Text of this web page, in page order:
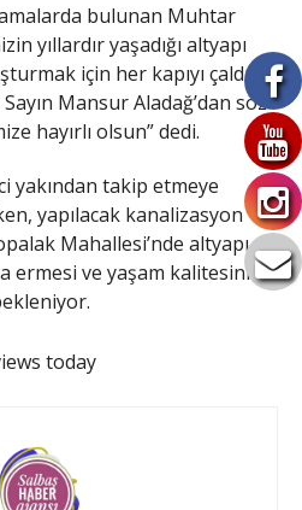
bulunan Muhtar
yıllardır yaşadığı altyapı
için her kapıyı çaldık.
Mansur Aladağ’dan söz
hayırlı olsun” dedi.
yakından takip etmeye
yapılacak kanalizasyon
Mahallesi’nde altyapı
ermesi ve yaşam kalitesinin
today